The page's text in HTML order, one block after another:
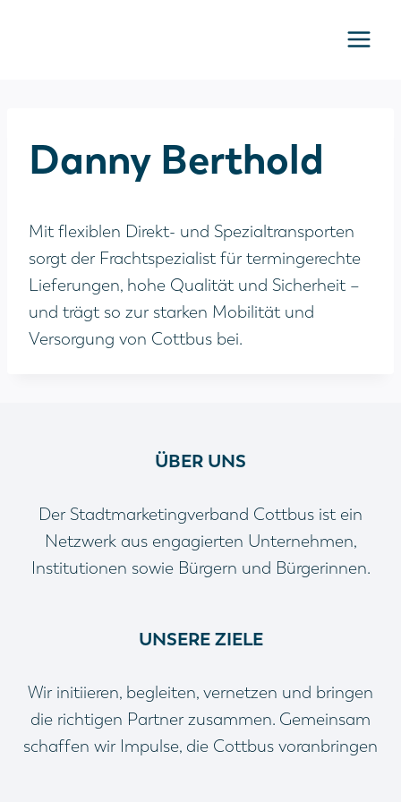
Danny Berthold
Mit flexiblen Direkt- und Spezialtransporten
sorgt der Frachtspezialist für termingerechte
Lieferungen, hohe Qualität und Sicherheit –
und trägt so zur starken Mobilität und
Versorgung von Cottbus bei.
ÜBER UNS
Der Stadtmarketingverband Cottbus ist ein
Netzwerk aus engagierten Unternehmen,
Institutionen sowie Bürgern und Bürgerinnen.
UNSERE ZIELE
Wir initiieren, begleiten, vernetzen und bringen
die richtigen Partner zusammen. Gemeinsam
schaffen wir Impulse, die Cottbus voranbringen